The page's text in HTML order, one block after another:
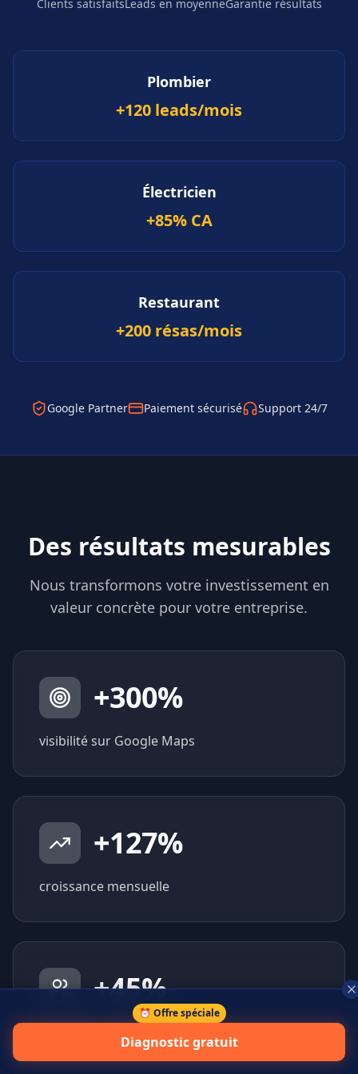
Clients satisfaitsLeads en moyenneGarantie résultats
Plombier
+120 leads/mois
Électricien
+85% CA
Restaurant
+200 résas/mois
Google Partner Paiement sécurisé Support 24/7
Des résultats mesurables
Nous transformons votre investissement en
valeur concrète pour votre entreprise.
+300%
visibilité sur Google Maps
+127%
croissance mensuelle
+45%
⏰ Offre spéciale
Diagnostic gratuit